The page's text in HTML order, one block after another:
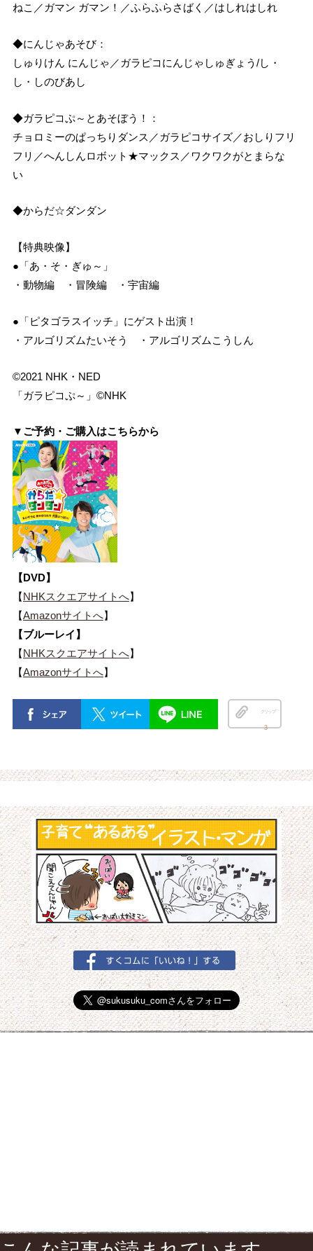
ねこ／ガマン ガマン！／ふらふらさばく／はしれはしれ
◆にんじゃあそび：
しゅりけん にんじゃ／ガラピコにんじゃしゅぎょう/し・
し・しのびあし
◆ガラピコぷ～とあそぼう！：
チョロミーのぱっちりダンス／ガラピコサイズ／おしりフリ
フリ／へんしんロボット★マックス／ワクワクがとまらな
い
◆からだ☆ダンダン
【特典映像】
●「あ・そ・ぎゅ～」
・動物編 ・冒険編 ・宇宙編
●「ピタゴラスイッチ」にゲスト出演！
・アルゴリズムたいそう ・アルゴリズムこうしん
©2021 NHK・NED
「ガラピコぷ～」©NHK
▼ご予約・ご購入はこちらから
【DVD】
【NHKスクエアサイトへ】
【Amazonサイトへ】
【ブルーレイ】
【NHKスクエアサイトへ】
【Amazonサイトへ】
クリップ
3